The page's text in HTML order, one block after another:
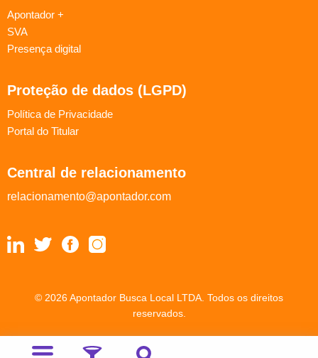
Apontador +
SVA
Presença digital
Proteção de dados (LGPD)
Política de Privacidade
Portal do Titular
Central de relacionamento
relacionamento@apontador.com
© 2026 Apontador Busca Local LTDA. Todos os direitos
reservados.